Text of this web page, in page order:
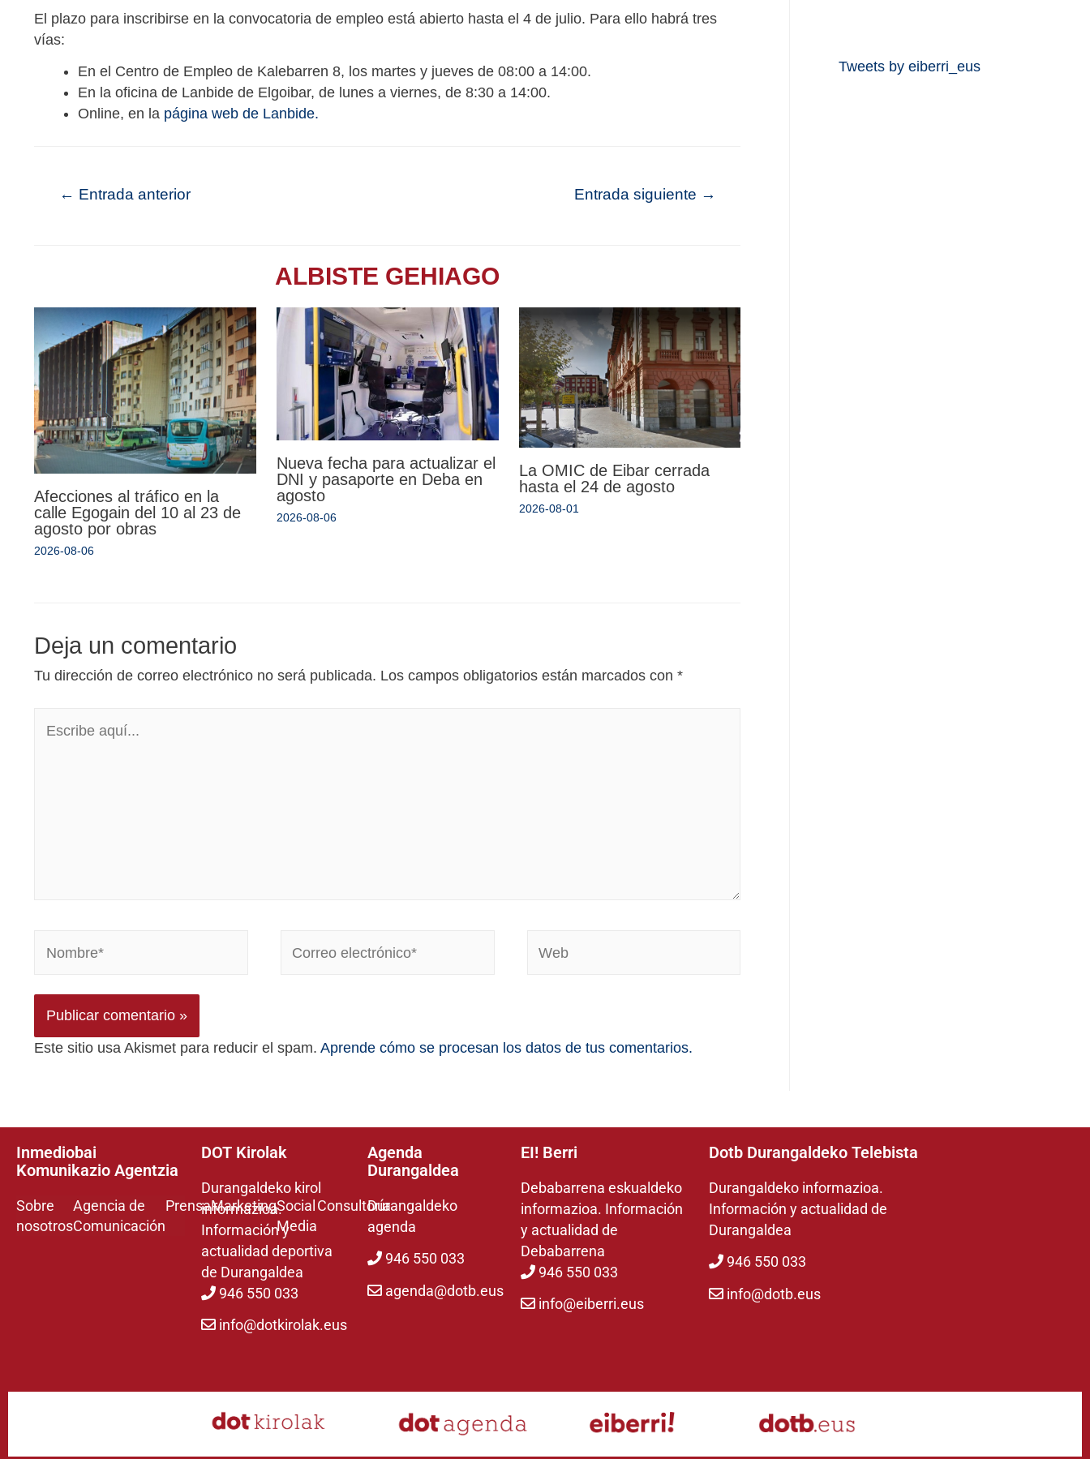
El plazo para inscribirse en la convocatoria de empleo está abierto hasta el 4 de julio. Para ello habrá tres
vías:
En el Centro de Empleo de Kalebarren 8, los martes y jueves de 08:00 a 14:00.
En la oficina de Lanbide de Elgoibar, de lunes a viernes, de 8:30 a 14:00.
Online, en la página web de Lanbide.
← Entrada anterior Entrada siguiente →
ALBISTE GEHIAGO
Afecciones al tráfico en la
calle Egogain del 10 al 23 de
agosto por obras
2026-08-06
Nueva fecha para actualizar el
DNI y pasaporte en Deba en
agosto
2026-08-06
La OMIC de Eibar cerrada
hasta el 24 de agosto
2026-08-01
Deja un comentario
Tu dirección de correo electrónico no será publicada. Los campos obligatorios están marcados con *
Este sitio usa Akismet para reducir el spam. Aprende cómo se procesan los datos de tus comentarios.
Tweets by eiberri_eus
Inmediobai
Komunikazio Agentzia
Sobre
nosotros
Agencia de
Comunicación
PrensaMarketingSocial
Media
Consultoría
DOT Kirolak
Durangaldeko kirol
informazioa.
Información y
actualidad deportiva
de Durangaldea
946 550 033
info@dotkirolak.eus
Agenda
Durangaldea
Durangaldeko
agenda
946 550 033
agenda@dotb.eus
EI! Berri
Debabarrena eskualdeko
informazioa. Información
y actualidad de
Debabarrena
946 550 033
info@eiberri.eus
Dotb Durangaldeko Telebista
Durangaldeko informazioa.
Información y actualidad de
Durangaldea
946 550 033
info@dotb.eus